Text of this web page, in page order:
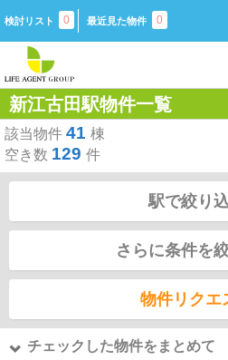
検討リスト 0 最近見た物件 0
新江古田駅物件一覧
該当物件 41 棟
空き数 129 件
駅で絞り
さらに条件を
物件リクエ
チェックした物件をまとめて